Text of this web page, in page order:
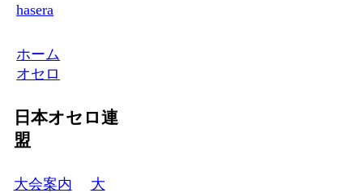
hasera
ホーム
オセロ
日本オセロ連
盟
大会案内
大